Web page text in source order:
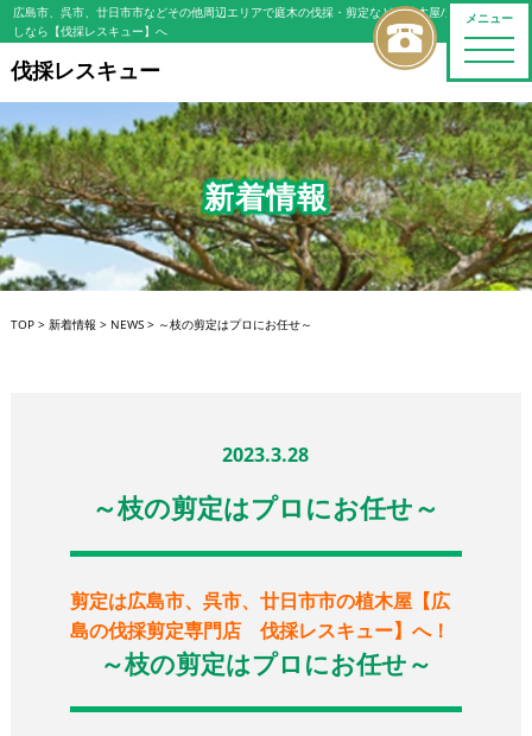
メニュー
toggle
広島市、呉市、廿日市市などその他周辺エリアで庭木の伐採・剪定などの植木屋/造園屋をお探
しなら【伐採レスキュー】へ
伐採レスキュー
新着情報
TOP> 新着情報 > NEWS> ～枝の剪定はプロにお任せ～
2023.3.28
～枝の剪定はプロにお任せ～
剪定は広島市、呉市、廿日市市の植木屋【広
島の伐採剪定専門店 伐採レスキュー】へ！
～枝の剪定はプロにお任せ～